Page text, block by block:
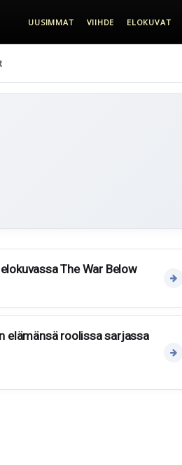
UUSIMMAT VIIHDE ELOKUVAT
The War Below
elämänsä roolissa sarjassa